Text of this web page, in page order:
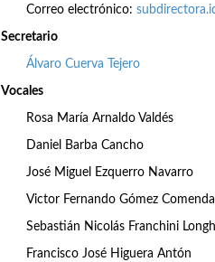
Correo electrónico:
Secretario
Álvaro Cuerva Tejero
Vocales
Rosa María Arnaldo Valdés
Daniel Barba Cancho
José Miguel Ezquerro Navarro
Victor Fernando Gómez
Sebastián Nicolás Franchini
Francisco José Higuera Antón